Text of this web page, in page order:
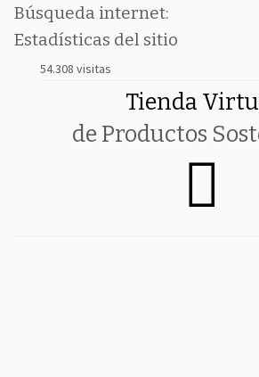
Búsqueda internet:
Estadísticas del sitio
54.308 visitas
Tienda
de Productos